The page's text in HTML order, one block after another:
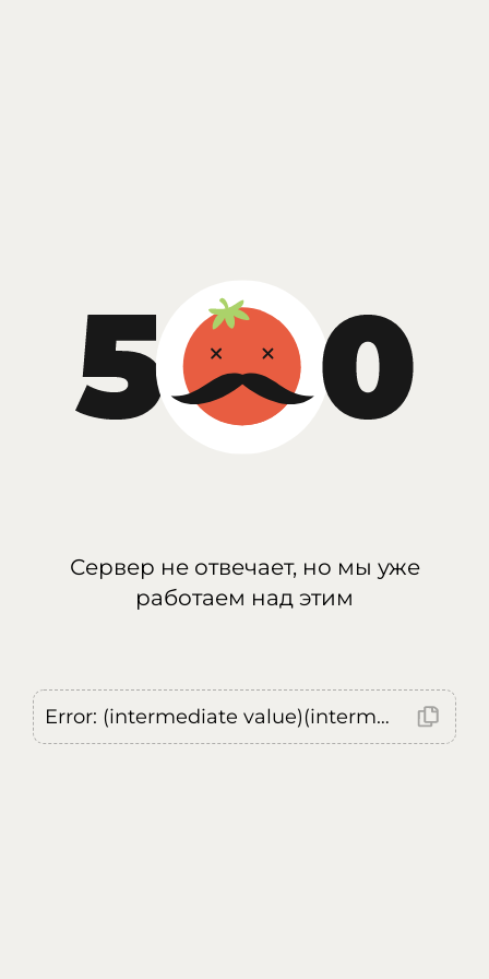
Сервер не отвечает, но мы уже
работаем над этим
Error: (intermediate value)(intermediate value)(intermediate value).replaceAll is not a function